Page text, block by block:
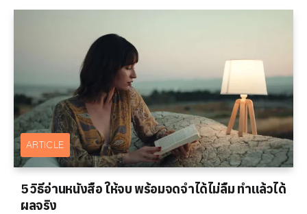
ARTICLE
5 วิธีอ่านหนังสือ ให้จบ พร้อมจดจำได้ไม่ลืม ทำแล้วได้
ผลจริง